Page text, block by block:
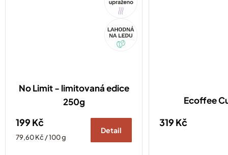
No Limit - limitovaná edice
250g
199 Kč
Měrná
79,60 Kč / 100 g
Detail
Ecoffee
319 Kč